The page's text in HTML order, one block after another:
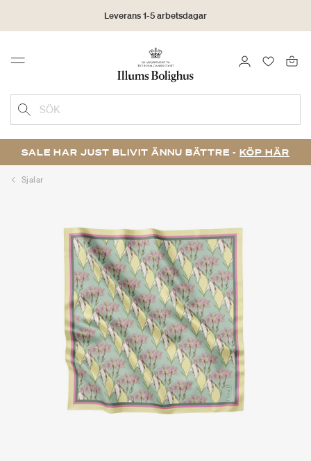
30 dagars returrätt
Menu LOGGA IN
SÖK
SALE HAR JUST BLIVIT ÄNNU BÄTTRE - KÖP HÄR
Sjalar